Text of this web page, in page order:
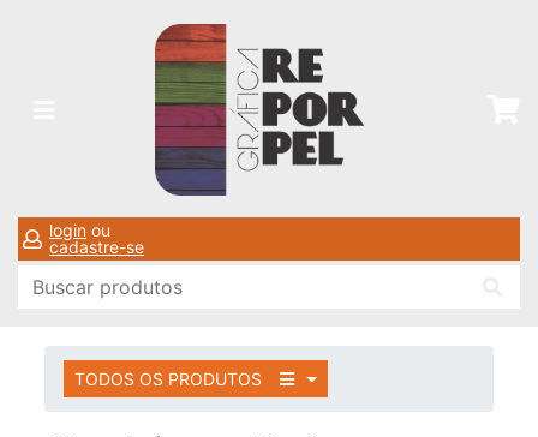
login ou
cadastre-se
TODOS OS PRODUTOS